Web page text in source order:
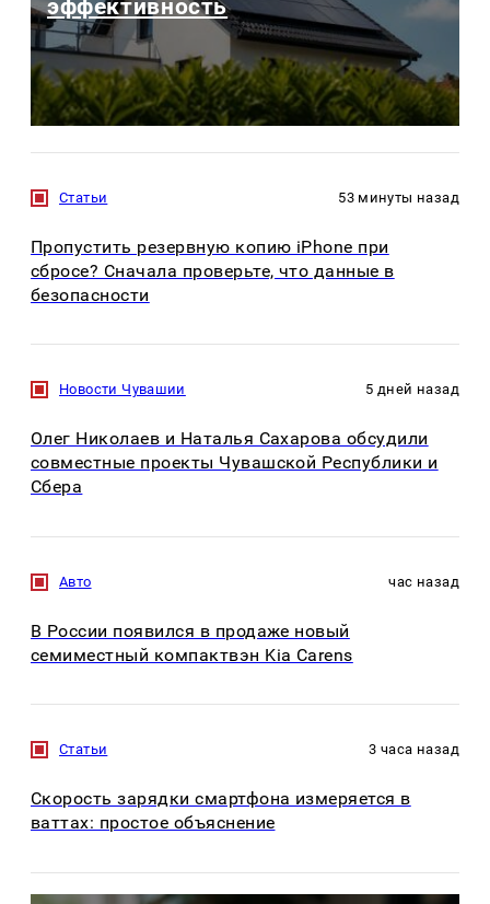
эффективность
Статьи 53 минуты назад
Пропустить резервную копию iPhone при
сбросе? Сначала проверьте, что данные в
безопасности
Новости Чувашии 5 дней назад
Олег Николаев и Наталья Сахарова обсудили
совместные проекты Чувашской Республики и
Сбера
Авто час назад
В России появился в продаже новый
семиместный компактвэн Kia Carens
Статьи 3 часа назад
Скорость зарядки смартфона измеряется в
ваттах: простое объяснение